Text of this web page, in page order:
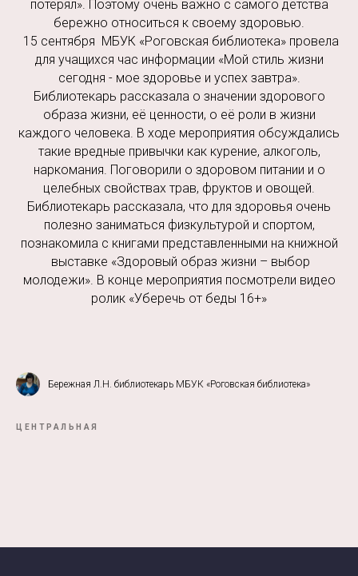
потерял». Поэтому очень важно с самого детства
бережно относиться к своему здоровью.
15 сентября МБУК «Роговская библиотека» провела
для учащихся час информации «Мой стиль жизни
сегодня - мое здоровье и успех завтра».
Библиотекарь рассказала о значении здорового
образа жизни, её ценности, о её роли в жизни
каждого человека. В ходе мероприятия обсуждались
такие вредные привычки как курение, алкоголь,
наркомания. Поговорили о здоровом питании и о
целебных свойствах трав, фруктов и овощей.
Библиотекарь рассказала, что для здоровья очень
полезно заниматься физкультурой и спортом,
познакомила с книгами представленными на книжной
выставке «Здоровый образ жизни – выбор
молодежи». В конце мероприятия посмотрели видео
ролик «Уберечь от беды 16+»
Бережная Л.Н. библиотекарь МБУК «Роговская библиотека»
ЦЕНТРАЛЬНАЯ